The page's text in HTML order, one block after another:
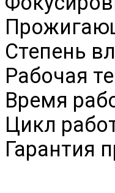
Степень
Рабочая
Время
Цикл
Гарантия